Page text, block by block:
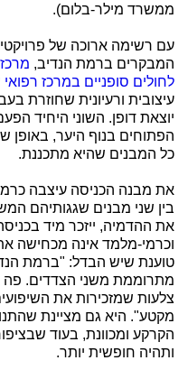
ממשרד מילר-בלום).
עם רשימה ארוכה של
המבקרים ברמת הנדיב,
לחולים סופניים במרכז
עיצובית ורעיונית שחוזרת
יוצאת דופן. השוני היחיד
הפתוחים בנוף היער,
כל המבנים שהיא מתכננת.
את מבנה הכניסה עיצבה
בין שני מבנים שגגותיהם
את ההדמיה, ייזכר מיד
וכרמי-מלמד אינה מכחישה
טוענת שיש הבדל: "ברמת
מתרוממת משני הצדדים. פה
צלעות שמזכירות את
מקטע". היא גם מציינת
הקרקע ומכוונת, בעוד
ותהיה חופשית יותר.